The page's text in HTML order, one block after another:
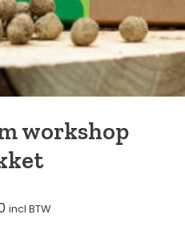
ons
workshop
incl BTW